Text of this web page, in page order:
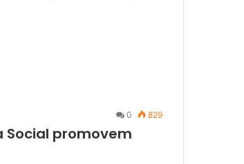
0 829
Social promovem